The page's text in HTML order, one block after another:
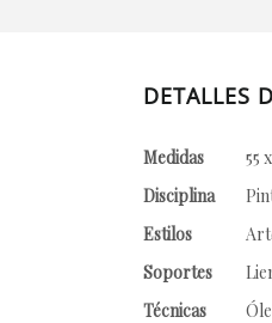
DETALLES
Medidas
55
Disciplina
Estilos
Soportes
Técnicas